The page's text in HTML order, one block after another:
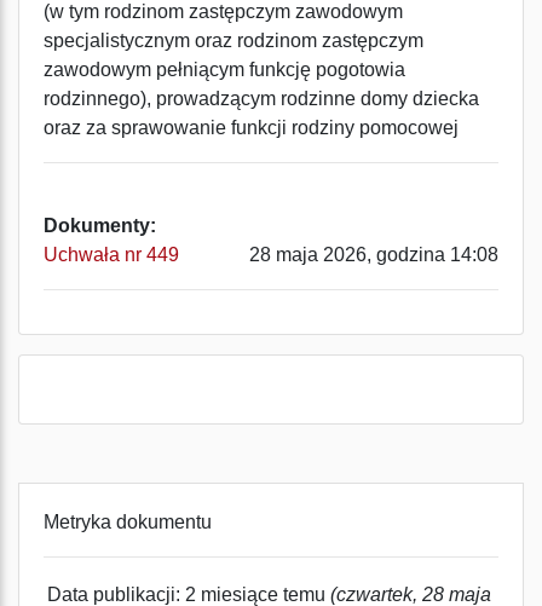
(w tym rodzinom zastępczym zawodowym
specjalistycznym oraz rodzinom zastępczym
zawodowym pełniącym funkcję pogotowia
rodzinnego), prowadzącym rodzinne domy dziecka
oraz za sprawowanie funkcji rodziny pomocowej
Dokumenty:
Uchwała nr 449
28 maja 2026, godzina 14:08
Metryka dokumentu
Data publikacji: 2 miesiące temu (czwartek, 28 maja